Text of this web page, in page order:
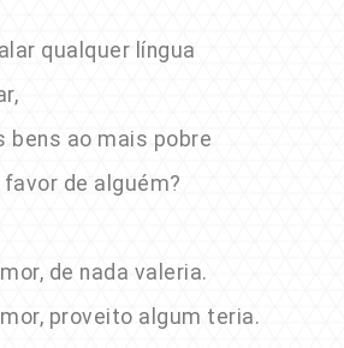
qualquer língua
bens ao mais pobre
de alguém?
de nada valeria.
proveito algum teria.